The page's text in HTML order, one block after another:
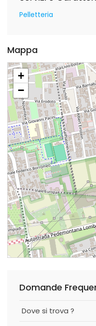
Pelletteria
Mappa
+
−
Dove si trova ?